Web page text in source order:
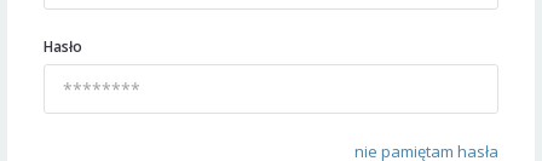
Hasło
nie pamiętam hasła